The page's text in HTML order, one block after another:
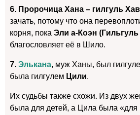
6. Пророчица Хана – гилгуль
зачать, потому что она
корня, пока Эли а-Коэн
благословляет её в Шило.
7. Элькана, муж Ханы, был
была гилгулем Цили.
Их судьбы также схожи. Из двух
была для детей, а Цила была